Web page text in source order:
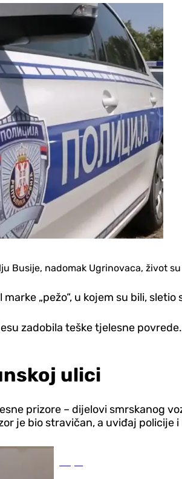
Busije, nadomak Ugrinovaca, život
„pežo“, u kojem su bili,
zadobila teške tjelesne
ulici
prizore – dijelovi smrskanog
je bio stravičan, a uviđaj policije